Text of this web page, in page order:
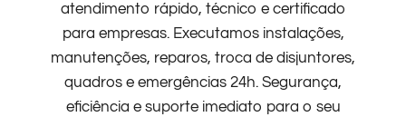
atendimento rápido, técnico e certificado
para empresas. Executamos instalações,
manutenções, reparos, troca de disjuntores,
quadros e emergências 24h. Segurança,
eficiência e suporte imediato para o seu